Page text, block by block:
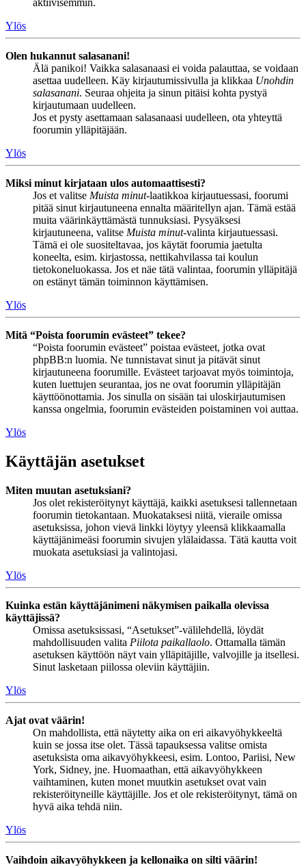
aktiivisemmin.
Ylös
Olen hukannut salasanani!
Älä panikoi! Vaikka salasanaasi ei voida palauttaa, se voidaan
asettaa uudelleen. Käy kirjautumissivulla ja klikkaa Unohdin
salasanani. Seuraa ohjeita ja sinun pitäisi kohta pystyä
kirjautumaan uudelleen.
Jos et pysty asettamaan salasanaasi uudelleen, ota yhteyttä
foorumin ylläpitäjään.
Ylös
Miksi minut kirjataan ulos automaattisesti?
Jos et valitse Muista minut-laatikkoa kirjautuessasi, foorumi
pitää sinut kirjautuneena ennalta määritellyn ajan. Tämä estää
muita väärinkäyttämästä tunnuksiasi. Pysyäksesi
kirjautuneena, valitse Muista minut-valinta kirjautuessasi.
Tämä ei ole suositeltavaa, jos käytät foorumia jaetulta
koneelta, esim. kirjastossa, nettikahvilassa tai koulun
tietokoneluokassa. Jos et näe tätä valintaa, foorumin ylläpitäjä
on estänyt tämän toiminnon käyttämisen.
Ylös
Mitä “Poista foorumin evästeet” tekee?
“Poista foorumin evästeet” poistaa evästeet, jotka ovat
phpBB:n luomia. Ne tunnistavat sinut ja pitävät sinut
kirjautuneena foorumille. Evästeet tarjoavat myös toimintoja,
kuten luettujen seurantaa, jos ne ovat foorumin ylläpitäjän
käyttöönottamia. Jos sinulla on sisään tai uloskirjautumisen
kanssa ongelmia, foorumin evästeiden poistaminen voi auttaa.
Ylös
Käyttäjän asetukset
Miten muutan asetuksiani?
Jos olet rekisteröitynyt käyttäjä, kaikki asetuksesi tallennetaan
foorumin tietokantaan. Muokataksesi niitä, vieraile omissa
asetuksissa, johon vievä linkki löytyy yleensä klikkaamalla
käyttäjänimeäsi foorumin sivujen ylälaidassa. Tätä kautta voit
muokata asetuksiasi ja valintojasi.
Ylös
Kuinka estän käyttäjänimeni näkymisen paikalla olevissa
käyttäjissä?
Omissa asetuksissasi, “Asetukset”-välilehdellä, löydät
mahdollisuuden valita Piilota paikallaolo. Ottamalla tämän
asetuksen käyttöön näyt vain ylläpitäjille, valvojille ja itsellesi.
Sinut lasketaan piilossa oleviin käyttäjiin.
Ylös
Ajat ovat väärin!
On mahdollista, että näytetty aika on eri aikavyöhykkeeltä
kuin se jossa itse olet. Tässä tapauksessa valitse omista
asetuksista oma aikavyöhykkeesi, esim. Lontoo, Pariisi, New
York, Sidney, jne. Huomaathan, että aikavyöhykkeen
vaihtaminen, kuten monet muutkin asetukset ovat vain
rekisteröityneille käyttäjille. Jos et ole rekisteröitynyt, tämä on
hyvä aika tehdä niin.
Ylös
Vaihdoin aikavyöhykkeen ja kellonaika on silti väärin!